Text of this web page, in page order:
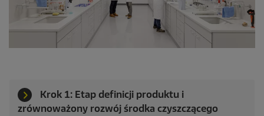
Krok 1: Etap definicji produktu i
zrównoważony rozwój środka czyszczącego